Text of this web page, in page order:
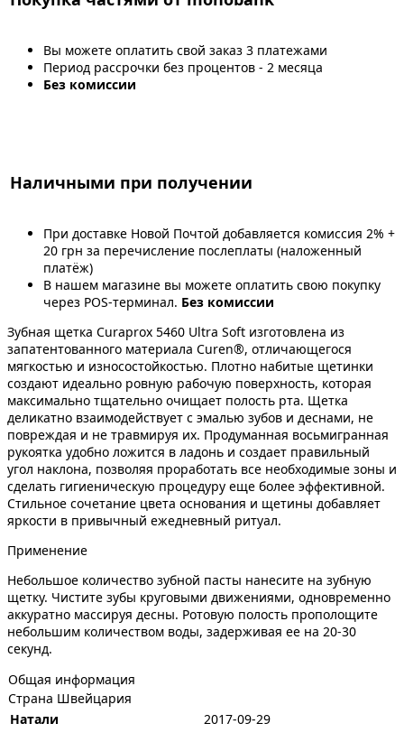
Вы можете оплатить свой заказ 3 платежами
Период рассрочки без процентов - 2 месяца
Без комиссии
Наличными при получении
При доставке Новой Почтой добавляется комиссия 2% +
20 грн за перечисление послеплаты (наложенный
платёж)
В нашем магазине вы можете оплатить свою покупку
через POS-терминал. Без комиссии
Зубная щетка Curaprox 5460 Ultra Soft изготовлена из
запатентованного материала Curen®, отличающегося
мягкостью и износостойкостью. Плотно набитые щетинки
создают идеально ровную рабочую поверхность, которая
максимально тщательно очищает полость рта. Щетка
деликатно взаимодействует с эмалью зубов и деснами, не
повреждая и не травмируя их. Продуманная восьмигранная
рукоятка удобно ложится в ладонь и создает правильный
угол наклона, позволяя проработать все необходимые зоны и
сделать гигиеническую процедуру еще более эффективной.
Стильное сочетание цвета основания и щетины добавляет
яркости в привычный ежедневный ритуал.
Применение
Небольшое количество зубной пасты нанесите на зубную
щетку. Чистите зубы круговыми движениями, одновременно
аккуратно массируя десны. Ротовую полость прополощите
небольшим количеством воды, задерживая ее на 20-30
секунд.
Общая информация
Страна Швейцария
Натали
2017-09-29